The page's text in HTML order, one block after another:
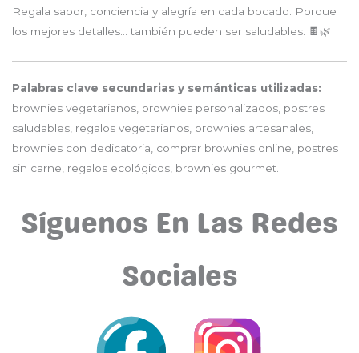
Regala sabor, conciencia y alegría en cada bocado. Porque
los mejores detalles… también pueden ser saludables. 🍫🌿
Palabras clave secundarias y semánticas utilizadas:
brownies vegetarianos, brownies personalizados, postres
saludables, regalos vegetarianos, brownies artesanales,
brownies con dedicatoria, comprar brownies online, postres
sin carne, regalos ecológicos, brownies gourmet.
Síguenos En Las Redes
Sociales